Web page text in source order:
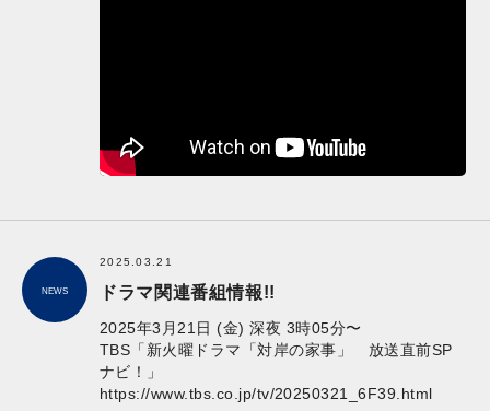
NEWS
2025.03.21
ドラマ関連番組情報!!
2025年3月21日 (金) 深夜 3時05分〜
TBS「新火曜ドラマ「対岸の家事」 放送直前SP
ナビ！」
https://www.tbs.co.jp/tv/20250321_6F39.html